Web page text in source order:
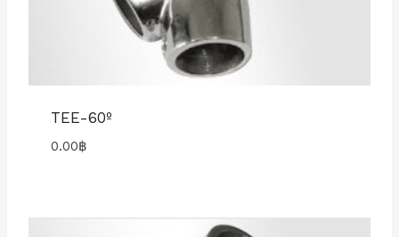
TEE-60º
0.00฿